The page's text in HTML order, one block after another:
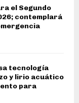
el Segundo
contemplará
tecnología
y lirio acuático
para